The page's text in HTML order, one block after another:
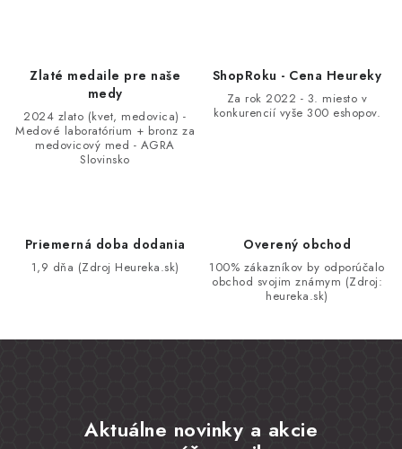
Zlaté medaile pre naše
medy
2024 zlato (kvet, medovica) -
Medové laboratórium + bronz za
medovicový med - AGRA
Slovinsko
ShopRoku - Cena Heureky
Za rok 2022 - 3. miesto v
konkurencií vyše 300 eshopov.
Priemerná doba dodania
1,9 dňa (Zdroj Heureka.sk)
Overený obchod
100% zákazníkov by odporúčalo
obchod svojim známym (Zdroj:
heureka.sk)
Aktuálne novinky a akcie